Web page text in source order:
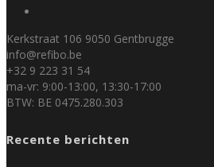
Kerkstraat 106 9050 Gentbrugge
info@refibo.be
+32 9 223 31 54
ma-vr: 9:00-13:00, 13:30-17:00
BTW: BE 0475.280.303
Recente berichten